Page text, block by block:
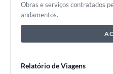
Obras e serviços contratados
andamentos.
Relatório de Viagens